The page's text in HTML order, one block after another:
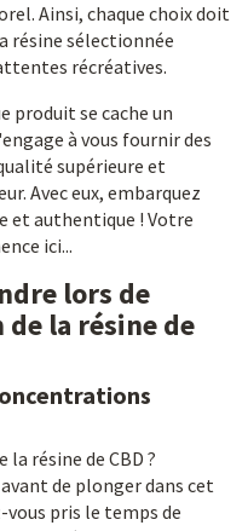
Ainsi, chaque choix doit
résine sélectionnée
récréatives.
produit se cache un
à vous fournir des
supérieure et
Avec eux, embarquez
et authentique ! Votre
ici...
lors de
la résine de
résine de CBD ?
de plonger dans cet
pris le temps de